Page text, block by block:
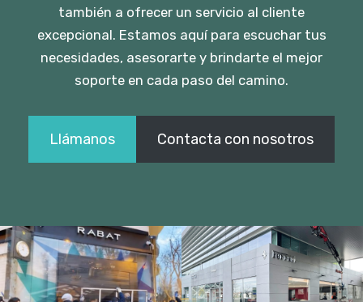
también a ofrecer un servicio al cliente
excepcional. Estamos aquí para escuchar tus
necesidades, asesorarte y brindarte el mejor
soporte en cada paso del camino.
Llámanos Contacta con nosotros